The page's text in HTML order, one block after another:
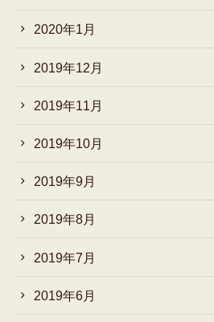
2020年1月
2019年12月
2019年11月
2019年10月
2019年9月
2019年8月
2019年7月
2019年6月